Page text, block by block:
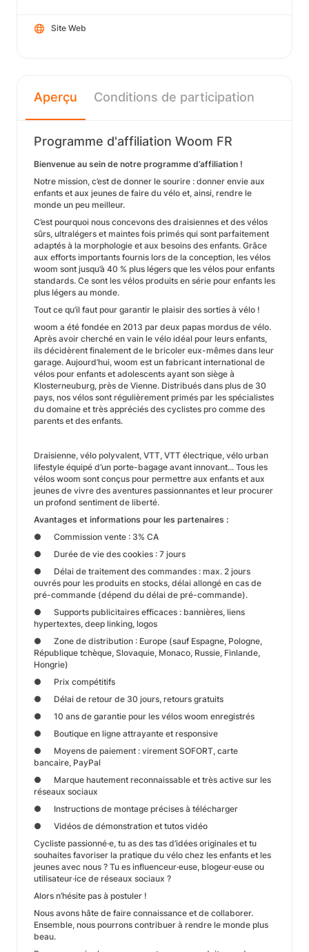
Site Web
Aperçu Conditions de participation
Programme d'affiliation Woom FR
Bienvenue au sein de notre programme d’affiliation !
Notre mission, c’est de donner le sourire : donner envie aux
enfants et aux jeunes de faire du vélo et, ainsi, rendre le
monde un peu meilleur.
C’est pourquoi nous concevons des draisiennes et des vélos
sûrs, ultralégers et maintes fois primés qui sont parfaitement
adaptés à la morphologie et aux besoins des enfants. Grâce
aux efforts importants fournis lors de la conception, les vélos
woom sont jusqu’à 40 % plus légers que les vélos pour enfants
standards. Ce sont les vélos produits en série pour enfants les
plus légers au monde.
Tout ce qu’il faut pour garantir le plaisir des sorties à vélo !
woom a été fondée en 2013 par deux papas mordus de vélo.
Après avoir cherché en vain le vélo idéal pour leurs enfants,
ils décidèrent finalement de le bricoler eux-mêmes dans leur
garage. Aujourd’hui, woom est un fabricant international de
vélos pour enfants et adolescents ayant son siège à
Klosterneuburg, près de Vienne. Distribués dans plus de 30
pays, nos vélos sont régulièrement primés par les spécialistes
du domaine et très appréciés des cyclistes pro comme des
parents et des enfants.
Draisienne, vélo polyvalent, VTT, VTT électrique, vélo urban
lifestyle équipé d’un porte-bagage avant innovant... Tous les
vélos woom sont conçus pour permettre aux enfants et aux
jeunes de vivre des aventures passionnantes et leur procurer
un profond sentiment de liberté.
Avantages et informations pour les partenaires :
● Commission vente : 3% CA
● Durée de vie des cookies : 7 jours
● Délai de traitement des commandes : max. 2 jours
ouvrés pour les produits en stocks, délai allongé en cas de
pré-commande (dépend du délai de pré-commande).
● Supports publicitaires efficaces : bannières, liens
hypertextes, deep linking, logos
● Zone de distribution : Europe (sauf Espagne, Pologne,
République tchèque, Slovaquie, Monaco, Russie, Finlande,
Hongrie)
● Prix compétitifs
● Délai de retour de 30 jours, retours gratuits
● 10 ans de garantie pour les vélos woom enregistrés
● Boutique en ligne attrayante et responsive
● Moyens de paiement : virement SOFORT, carte
bancaire, PayPal
● Marque hautement reconnaissable et très active sur les
réseaux sociaux
● Instructions de montage précises à télécharger
● Vidéos de démonstration et tutos vidéo
Cycliste passionné·e, tu as des tas d’idées originales et tu
souhaites favoriser la pratique du vélo chez les enfants et les
jeunes avec nous ? Tu es influenceur·euse, blogeur·euse ou
utilisateur·ice de réseaux sociaux ?
Alors n’hésite pas à postuler !
Nous avons hâte de faire connaissance et de collaborer.
Ensemble, nous pourrons contribuer à rendre le monde plus
beau.